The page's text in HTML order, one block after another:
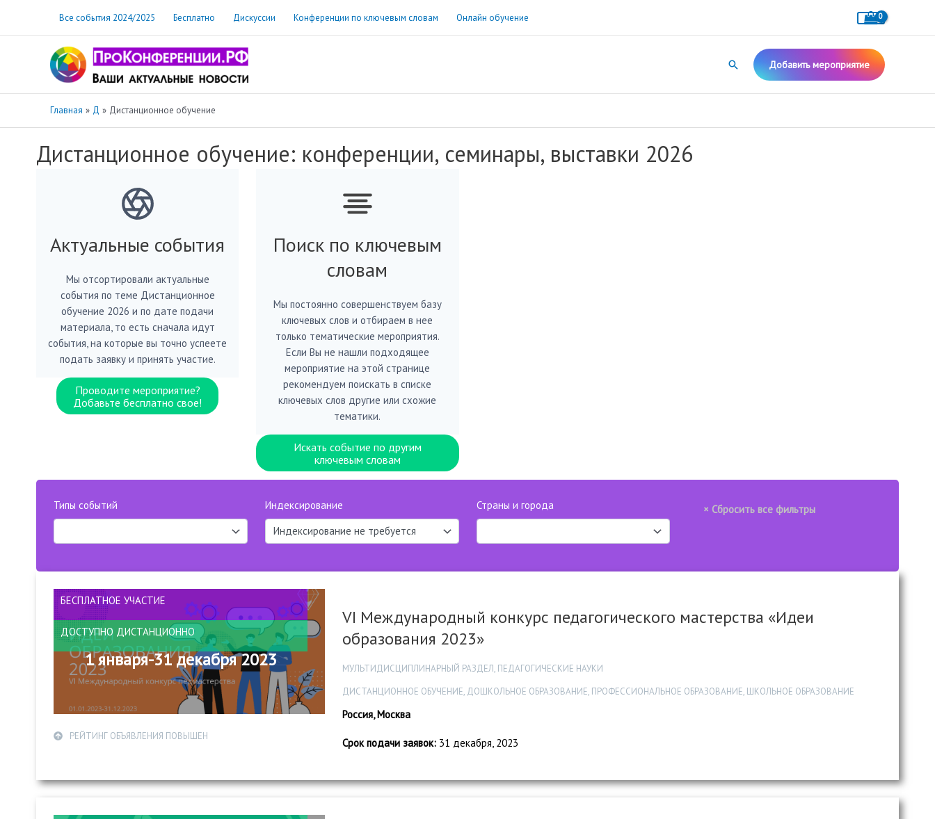
содержимому
Все события 2024/2025 Бесплатно Дискуссии Конференции по ключевым словам Онлайн обучение
Поиск Добавить мероприятие
Главная Д Дистанционное обучение
Дистанционное обучение: конференции, семинары, выставки 2026
Актуальные события
Мы отсортировали актуальные
события по теме Дистанционное
обучение 2026 и по дате подачи
материала, то есть сначала идут
события, на которые вы точно успеете
подать заявку и принять участие.
Проводите мероприятие?
Добавьте бесплатно свое!
Поиск по ключевым
словам
Мы постоянно совершенствуем базу
ключевых слов и отбираем в нее
только тематические мероприятия.
Если Вы не нашли подходящее
мероприятие на этой странице
рекомендуем поискать в списке
ключевых слов другие или схожие
тематики.
Искать событие по другим
ключевым словам
Типы событий Индексирование Страны и города
БЕСПЛАТНОЕ УЧАСТИЕ
ДОСТУПНО ДИСТАНЦИОННО
1 января-31 декабря 2023
РЕЙТИНГ ОБЪЯВЛЕНИЯ ПОВЫШЕН
VI Международный конкурс педагогического мастерства «Идеи
образования 2023»
МУЛЬТИДИСЦИПЛИНАРНЫЙ РАЗДЕЛ, ПЕДАГОГИЧЕСКИЕ НАУКИ
ДИСТАНЦИОННОЕ ОБУЧЕНИЕ, ДОШКОЛЬНОЕ ОБРАЗОВАНИЕ, ПРОФЕССИОНАЛЬНОЕ ОБРАЗОВАНИЕ, ШКОЛЬНОЕ ОБРАЗОВАНИЕ
Россия, Москва
Срок подачи заявок: 31 декабря, 2023